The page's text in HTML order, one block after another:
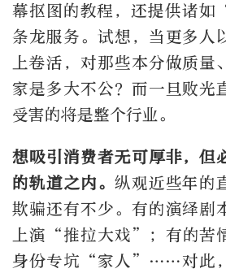
幕抠图的教程，还提供诸
条龙服务。试想，当更多人
上卷活，对那些本分做质量
家是多大不公？而一旦败光
受害的将是整个行业。
想吸引消费者无可厚非，但
的轨道之内。 纵观近些年的
欺骗还有不少。有的演绎剧
上演“推拉大戏”；有的苦
身份专坑“家人”……对此